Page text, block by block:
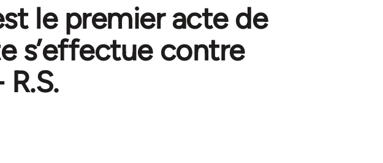
le premier acte de
s’effectue contre